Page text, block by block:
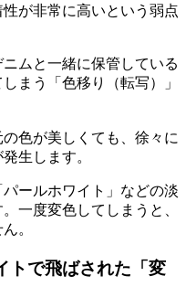
が非常に高いという弱点
ムと一緒に保管している
まう「色移り（転写）」
色が美しくても、徐々に
生します。
ールホワイト」などの淡
一度変色してしまうと、
。
トで飛ばされた「変